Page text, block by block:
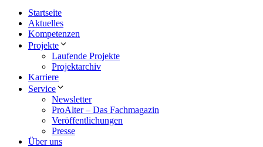
Startseite
Aktuelles
Kompetenzen
Projekte
Laufende Projekte
Projektarchiv
Karriere
Service
Newsletter
ProAlter – Das Fachmagazin
Veröffentlichungen
Presse
Über uns